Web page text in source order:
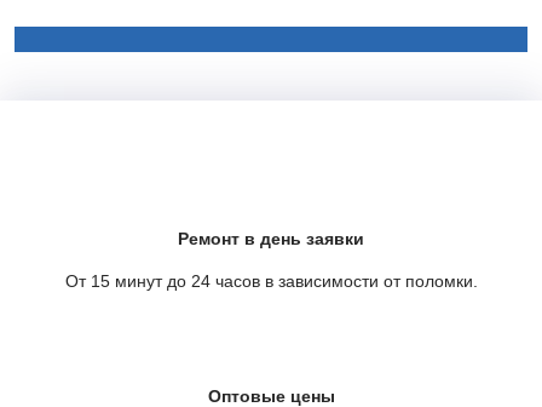
Ремонт в день заявки
От 15 минут до 24 часов в зависимости от поломки.
Оптовые цены